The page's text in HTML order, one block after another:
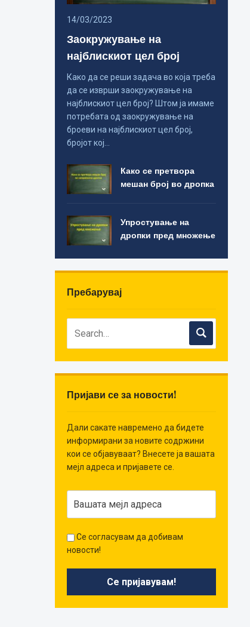
14/03/2023
Заокружување на
најблискиот цел број
Како да се реши задача во која треба
да се изврши заокружување на
најблискиот цел број? Штом ја имаме
потребата од заокружување на
броеви на најблискиот цел број,
бројот кој…
Како се претвора
мешан број во дропка
Упростување на
дропки пред множење
Пребарувај
Пријави се за новости!
Дали сакате навремено да бидете
информирани за новите содржини
кои се објавуваат? Внесете ја вашата
мејл адреса и пријавете се.
Се согласувам да добивам
новости!